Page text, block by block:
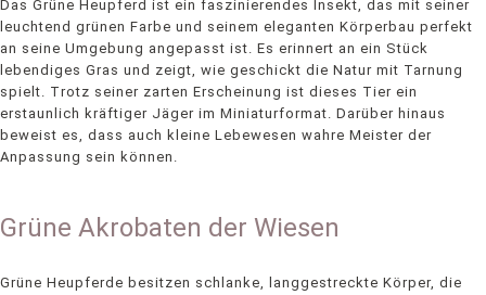
Das Grüne Heupferd ist ein faszinierendes Insekt, das mit seiner
leuchtend grünen Farbe und seinem eleganten Körperbau perfekt
an seine Umgebung angepasst ist. Es erinnert an ein Stück
lebendiges Gras und zeigt, wie geschickt die Natur mit Tarnung
spielt. Trotz seiner zarten Erscheinung ist dieses Tier ein
erstaunlich kräftiger Jäger im Miniaturformat. Darüber hinaus
beweist es, dass auch kleine Lebewesen wahre Meister der
Anpassung sein können.
Grüne Akrobaten der Wiesen
Grüne Heupferde besitzen schlanke, langgestreckte Körper, die